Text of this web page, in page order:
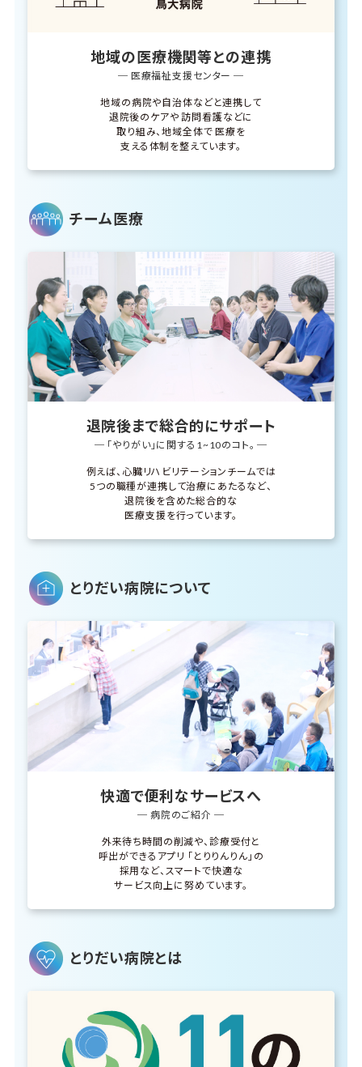
地域の医療機関等との連携
─ 医療福祉支援センター ─
地域の病院や自治体などと連携して
退院後のケアや 訪問看護などに
取り組み、地域全体で 医療を
支える体制を整えています。
チーム医療
退院後まで総合的にサポート
─ 「やりがい」に関する1~10のコト。 ─
例えば、心臓リハビリテーションチームでは
5つの職種が連携して治療にあたるなど、
退院後を含めた総合的な
医療支援を行っています。
とりだい病院について
快適で便利なサービスへ
─ 病院のご紹介 ─
外来待ち時間の削減や、診療受付と
呼出ができるアプリ 「とりりんりん」の
採用など、スマートで快適な
サービス向上に努めています。
とりだい病院とは